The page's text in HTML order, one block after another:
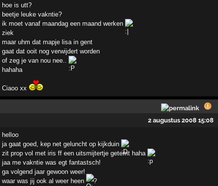
hoe is utt?
beetje leuke vakntie?
ik moet vanaf maandag een maand werken
ziek
maar uhm dat mapje lisa in gent
gaat dat ooit nog verwijdert worden
of zeg je van nou nee..
hahaha
Ciaoo xx
2 augustus 2008 15:08
helloo
ja gaat goed, kep net geluncht op kijkduin
zit prop vol met iris ff een uitsmijtertje getemt haha
jaa me vakntie was egt fantastsch!
ga volgend jaar gewoon weer!
waar was jij ook al weer heen
?